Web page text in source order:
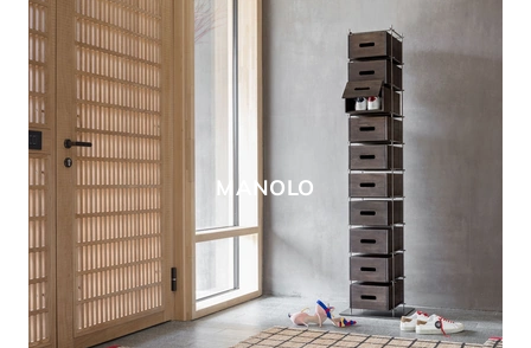
MANOLO